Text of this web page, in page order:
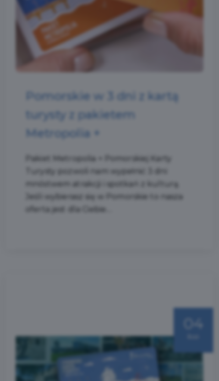
Pomorskie w 3 dni z kartą
turysty z pakietem
Metropolia +
Pakiet Metropolia + Pomorskiej Karty
Turysty pozwoli nam wypełnić 3 dni
mnóstwem atrakcji i spotkań z kulturą.
Jeśli wybierasz się w Pomorskie to nasza
oferta jest dla Ciebie....
04